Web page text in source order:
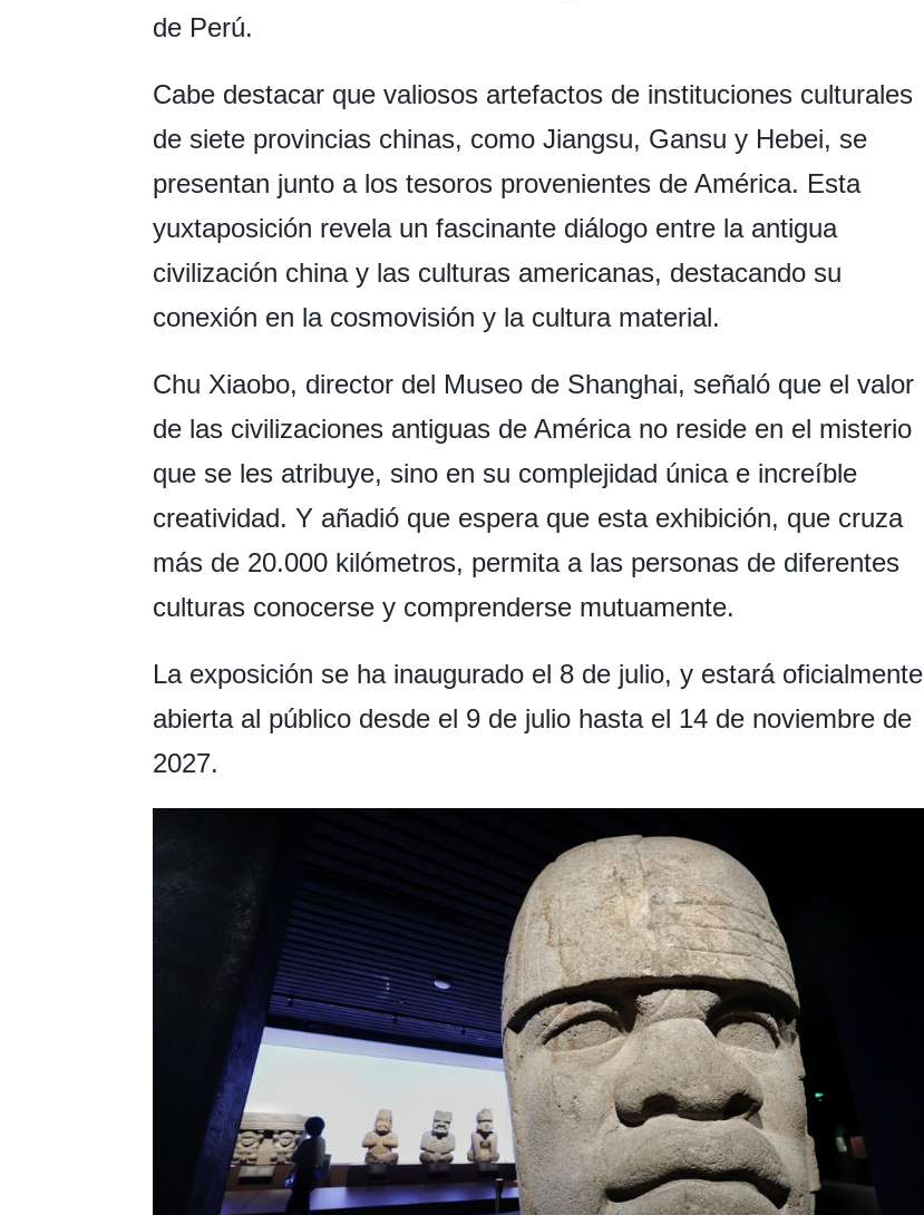
de Perú.
Cabe destacar que valiosos artefactos de instituciones culturales
de siete provincias chinas, como Jiangsu, Gansu y Hebei, se
presentan junto a los tesoros provenientes de América. Esta
yuxtaposición revela un fascinante diálogo entre la antigua
civilización china y las culturas americanas, destacando su
conexión en la cosmovisión y la cultura material.
Chu Xiaobo, director del Museo de Shanghai, señaló que el valor
de las civilizaciones antiguas de América no reside en el misterio
que se les atribuye, sino en su complejidad única e increíble
creatividad. Y añadió que espera que esta exhibición, que cruza
más de 20.000 kilómetros, permita a las personas de diferentes
culturas conocerse y comprenderse mutuamente.
La exposición se ha inaugurado el 8 de julio, y estará oficialmente
abierta al público desde el 9 de julio hasta el 14 de noviembre de
2027.